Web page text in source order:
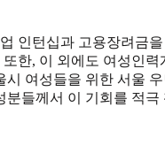
인턴십과 고용장려금
한, 이 외에도 여성인
여성들을 위한 서울
들께서 이 기회를 적